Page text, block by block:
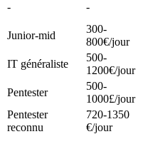
- -
Junior-mid
300-
800€/jour
IT généraliste
500-
1200€/jour
Pentester
500-
1000£/jour
Pentester
reconnu
720-1350
€/jour